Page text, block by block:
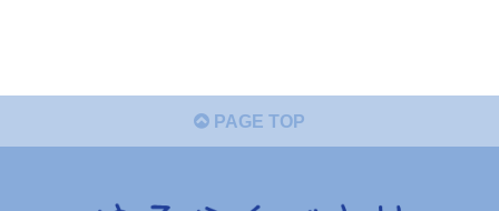
PAGE TOP